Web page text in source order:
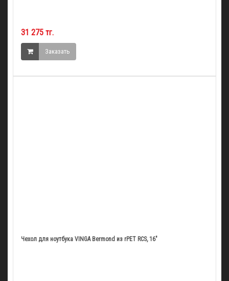
31 275 тг.
Заказать
Чехол для ноутбука VINGA Bermond из rPET RCS, 16"